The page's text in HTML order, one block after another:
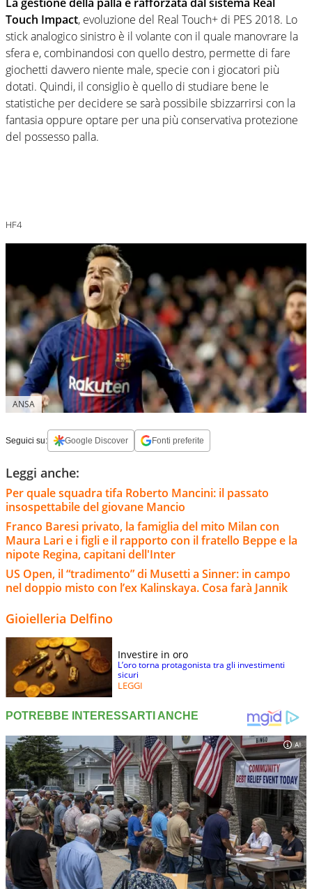
La gestione della palla è rafforzata dal sistema Real
Touch Impact, evoluzione del Real Touch+ di PES 2018. Lo
stick analogico sinistro è il volante con il quale manovrare la
sfera e, combinandosi con quello destro, permette di fare
giochetti davvero niente male, specie con i giocatori più
dotati. Quindi, il consiglio è quello di studiare bene le
statistiche per decidere se sarà possibile sbizzarrirsi con la
fantasia oppure optare per una più conservativa protezione
del possesso palla.
HF4
ANSA
Seguici su: Google Discover Fonti preferite
Leggi anche:
Per quale squadra tifa Roberto Mancini: il passato
insospettabile del giovane Mancio
Franco Baresi privato, la famiglia del mito Milan con
Maura Lari e i figli e il rapporto con il fratello Beppe e la
nipote Regina, capitani dell'Inter
US Open, il “tradimento” di Musetti a Sinner: in campo
nel doppio misto con l’ex Kalinskaya. Cosa farà Jannik
Gioielleria Delfino
Investire in oro
L’oro torna protagonista tra gli investimenti
sicuri
LEGGI